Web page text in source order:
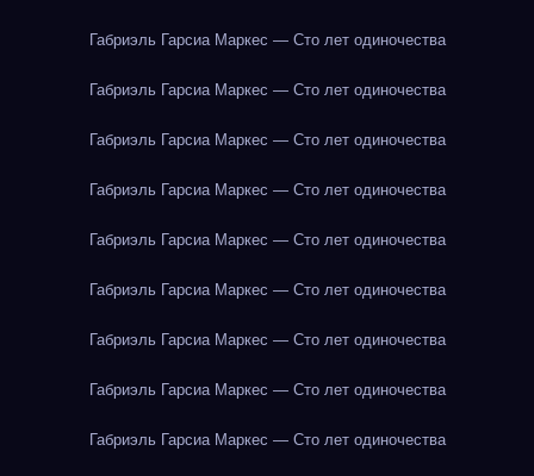
Габриэль Гарсиа Маркес — Сто лет одиночества
Габриэль Гарсиа Маркес — Сто лет одиночества
Габриэль Гарсиа Маркес — Сто лет одиночества
Габриэль Гарсиа Маркес — Сто лет одиночества
Габриэль Гарсиа Маркес — Сто лет одиночества
Габриэль Гарсиа Маркес — Сто лет одиночества
Габриэль Гарсиа Маркес — Сто лет одиночества
Габриэль Гарсиа Маркес — Сто лет одиночества
Габриэль Гарсиа Маркес — Сто лет одиночества